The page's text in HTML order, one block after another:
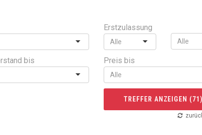
Erstzulassung
bis Preis bis
TREFFER ANZEIGEN (71)